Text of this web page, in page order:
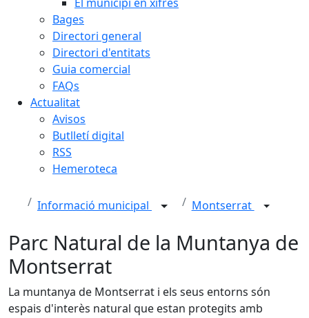
Bages
Directori general
Directori d'entitats
Guia comercial
FAQs
Actualitat
Avisos
Butlletí digital
RSS
Hemeroteca
Informació municipal Montserrat
Parc Natural de la Muntanya de
Montserrat
La muntanya de Montserrat i els seus entorns són
espais d'interès natural que estan protegits amb